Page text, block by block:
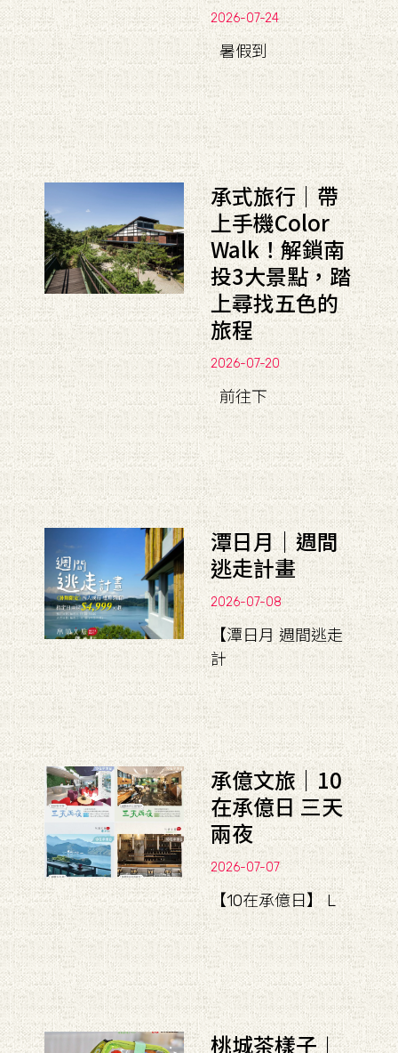
2026-07-24
暑假到
承式旅行｜帶
上手機Color
Walk！解鎖南
投3大景點，踏
上尋找五色的
旅程
2026-07-20
前往下
潭日月｜週間
逃走計畫
2026-07-08
【潭日月 週間逃走
計
承億文旅｜10
在承億日 三天
兩夜
2026-07-07
【10在承億日】 L
桃城茶樣子︱